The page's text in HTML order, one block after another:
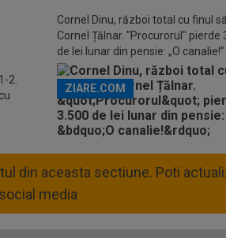
2.
Cornel Dinu, război total cu finul
Cornel Țălnar. "Procurorul" pierde
de lei lunar din pensie: „O canalie!”
ZIARE.COM
din aceasta sectiune. Poti
media